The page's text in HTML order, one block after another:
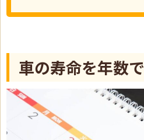
車の寿命を年数